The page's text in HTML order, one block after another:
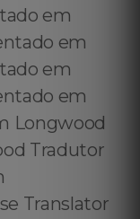
em
em
em
em
Longwood
Tradutor
Translator